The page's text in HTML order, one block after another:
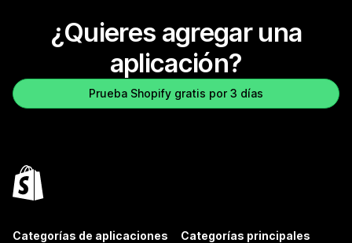
¿Quieres agregar una
aplicación?
Prueba Shopify gratis por 3 días
Categorías de aplicaciones Categorías principales